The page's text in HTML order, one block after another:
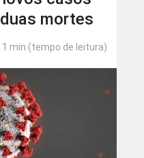
mortes
1 min (tempo de leitura)